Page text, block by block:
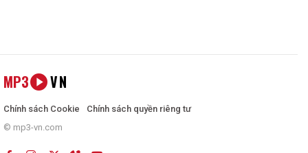
MP3 VN
Chính sách Cookie
Chính sách quyền riêng tư
© mp3-vn.com